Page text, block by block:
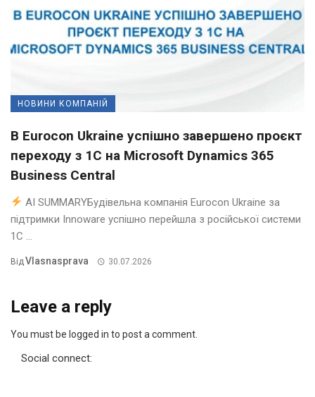
НОВИНИ КОМПАНІЙ
В Eurocon Ukraine успішно завершено проєкт
переходу з 1С на Microsoft Dynamics 365
Business Central
AI SUMMARYБудівельна компанія Eurocon Ukraine за
підтримки Innoware успішно перейшла з російської системи
1С ...
Від Vlasnasprava 30.07.2026
Leave a reply
You must be logged in to post a comment.
Social connect: